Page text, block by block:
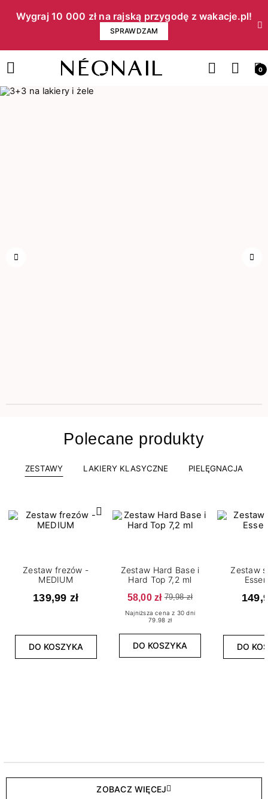
Wygraj 10 000 zł na rajską przygodę z wakacje.pl!​
SPRAWDZAM
0
Polecane produkty
ZESTAWY LAKIERY KLASYCZNE PIELĘGNACJA
Zestaw frezów -
MEDIUM
139,99 zł
DO KOSZYKA
Zestaw Hard Base i
Hard Top 7,2 ml
58,00 zł 79,98 zł
Najniższa cena z 30 dni
79.98 zł
DO KOSZYKA
Zestaw
DO
ZOBACZ WIĘCEJ